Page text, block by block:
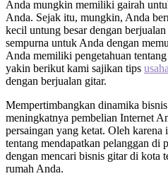
Anda mungkin memiliki gairah
Anda. Sejak itu, mungkin, Anda
kecil untung besar dengan
sempurna untuk Anda dengan
Anda memiliki pengetahuan
yakin berikut kami sajikan tips
dengan berjualan gitar.
Mempertimbangkan dinamika
meningkatnya pembelian Internet
persaingan yang ketat. Oleh
tentang mendapatkan pelanggan
dengan mencari bisnis gitar di kota
rumah Anda.